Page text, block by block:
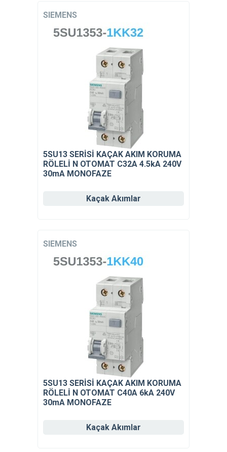
SIEMENS
5SU13 SERİSİ KAÇAK AKIM KORUMA
RÖLELİ N OTOMAT C32A 4.5kA 240V
30mA MONOFAZE
Kaçak Akımlar
SIEMENS
5SU13 SERİSİ KAÇAK AKIM KORUMA
RÖLELİ N OTOMAT C40A 6kA 240V
30mA MONOFAZE
Kaçak Akımlar